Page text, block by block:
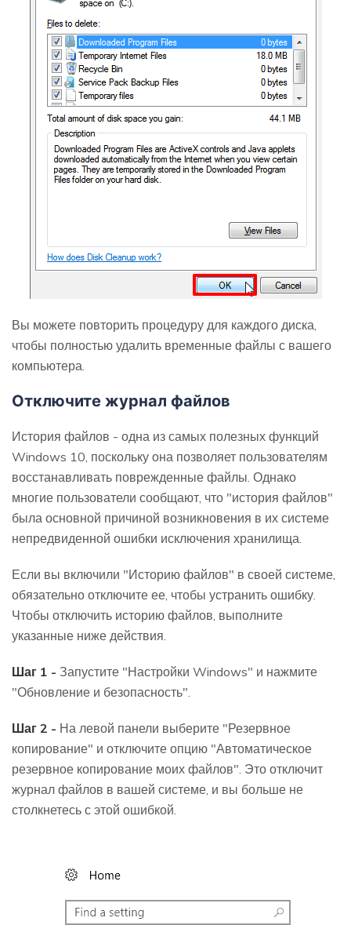
Вы можете повторить процедуру для каждого диска,
чтобы полностью удалить временные файлы с вашего
компьютера.
Отключите журнал файлов
История файлов - одна из самых полезных функций
Windows 10, поскольку она позволяет пользователям
восстанавливать поврежденные файлы. Однако
многие пользователи сообщают, что "история файлов"
была основной причиной возникновения в их системе
непредвиденной ошибки исключения хранилища.
Если вы включили "Историю файлов" в своей системе,
обязательно отключите ее, чтобы устранить ошибку.
Чтобы отключить историю файлов, выполните
указанные ниже действия.
Шаг 1 - Запустите "Настройки Windows" и нажмите
"Обновление и безопасность".
Шаг 2 - На левой панели выберите "Резервное
копирование" и отключите опцию "Автоматическое
резервное копирование моих файлов". Это отключит
журнал файлов в вашей системе, и вы больше не
столкнетесь с этой ошибкой.